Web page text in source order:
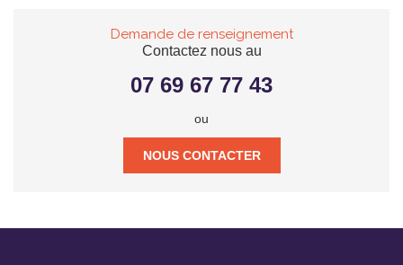
Demande de renseignement
Contactez nous au
07 69 67 77 43
ou
NOUS CONTACTER